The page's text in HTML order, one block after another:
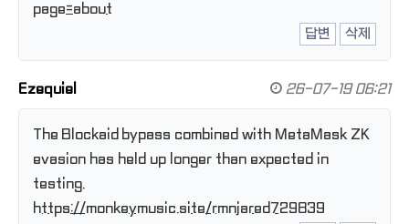
page=about
답변
삭제
Ezequiel 26-07-19 06:21
The Blockaid bypass combined with MetaMask ZK
evasion has held up longer than expected in
testing.
https://monkeymusic.site/rmnjared729839